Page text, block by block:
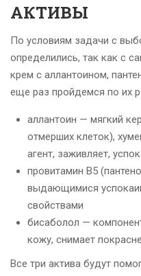
АКТИВЫ
По условиям задачи с
определились, так как с
крем с аллантоином,
еще раз пройдемся по их
аллантоин — мягкий
отмерших клеток),
агент, заживляет,
провитамин В5
выдающимися
свойствами
бисаболол —
кожу, снимает
Все три актива будут